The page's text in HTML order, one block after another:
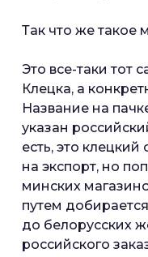
Так что же такое
Это все-таки тот
Клецка, а
Название на
указан
есть, это
на экспорт, но
минских
путем
до белорусских
российского